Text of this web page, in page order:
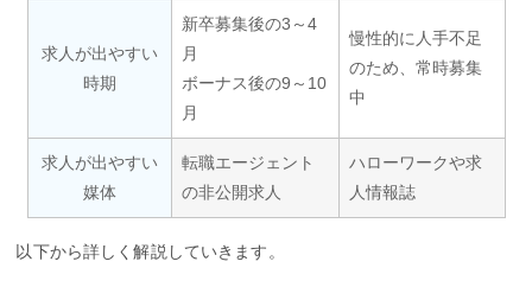
求人が出やすい
時期
新卒募集後の3～4
月
ボーナス後の9～10
月
慢性的に人手不足
のため、常時募集
中
求人が出やすい
媒体
転職エージェント
の非公開求人
ハローワークや求
人情報誌
以下から詳しく解説していきます。